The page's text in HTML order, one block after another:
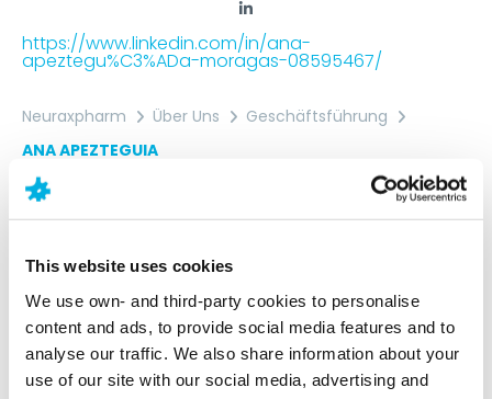
This website uses cookies
We use own- and third-party cookies to personalise
content and ads, to provide social media features and to
analyse our traffic. We also share information about your
use of our site with our social media, advertising and
https://www.linkedin.com/in/ana-
apeztegu%C3%ADa-moragas-08595467/
Neuraxpharm Über Uns
Geschäftsführung
ANA APEZTEGUIA
ANA APEZTEGUIA
Ana Apezteguia blickt auf über acht Jahre
Erfahrung in den Bereichen Geschäftsstrategie und
Projektmanagement in der pharmazeutischen
Industrie zurück.
Sie kam zunächst als Strategy Associate des CEO zu